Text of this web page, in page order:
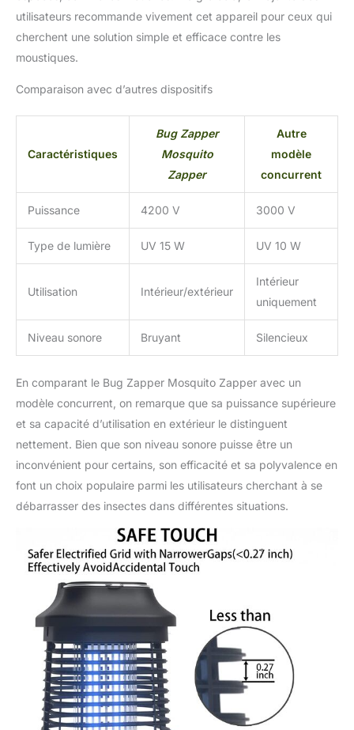
livraison. Facile à
nettoyer : la vadrouille
nettoyer, plateau inférieur
avec une petite brosse à
poussière qui aide à
nettoyer les débris
d'insectes. Nettoyez la
base régulièrement après
retirez simplement le bac
débarrassez-vous des
moustiques morts, des
parasites. Débranchez le
nettoyeur d'insectes
avant de le nettoyer. Ne
humide ou des matériaux
conducteurs d'électricité.
utilisateurs recommande vivement cet appareil pour ceux qui
cherchent une solution simple et efficace contre les
moustiques.
Comparaison avec d’autres dispositifs
Caractéristiques
Bug Zapper
Mosquito
Zapper
Autre
modèle
concurrent
Puissance 4200 V 3000 V
Type de lumière UV 15 W UV 10 W
Utilisation Intérieur/extérieur
Intérieur
uniquement
Niveau sonore Bruyant Silencieux
En comparant le Bug Zapper Mosquito Zapper avec un
modèle concurrent, on remarque que sa puissance supérieure
et sa capacité d’utilisation en extérieur le distinguent
nettement. Bien que son niveau sonore puisse être un
inconvénient pour certains, son efficacité et sa polyvalence en
font un choix populaire parmi les utilisateurs cherchant à se
débarrasser des insectes dans différentes situations.